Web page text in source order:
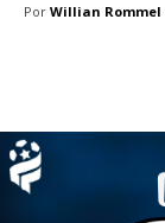
Por Willian Rommel